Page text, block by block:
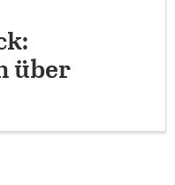
über